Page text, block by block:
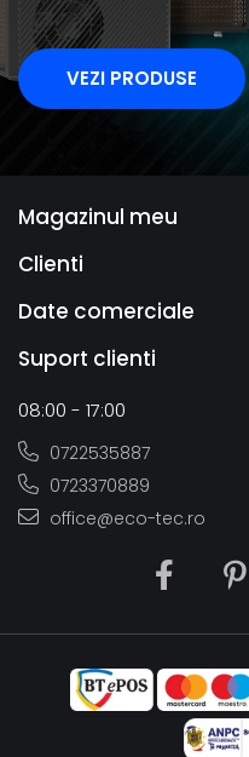
VEZI PRODUSE
Magazinul meu
Clienti
Date comerciale
Suport clienti
08:00 - 17:00
0722535887
0723370889
office@eco-tec.ro